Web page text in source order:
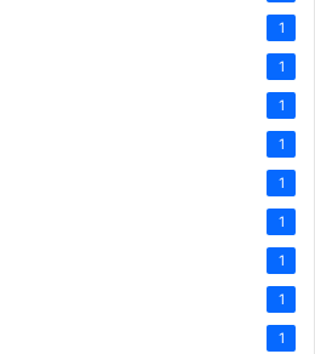
1
1
1
1
1
1
1
1
1